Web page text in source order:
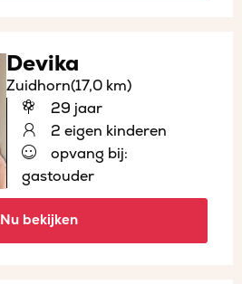
Devika
Zuidhorn(17,0 km)
29 jaar
2 eigen kinderen
opvang bij:
gastouder
Nu bekijken